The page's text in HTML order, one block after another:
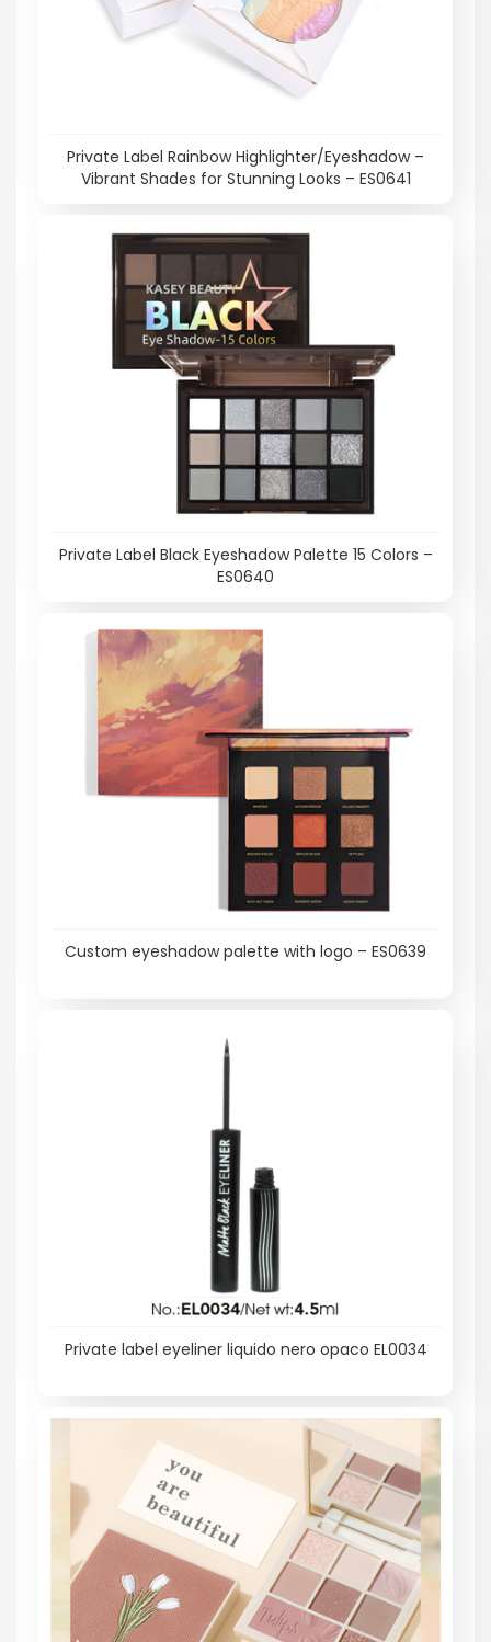
Private Label Rainbow Highlighter/Eyeshadow –
Vibrant Shades for Stunning Looks – ES0641
Private Label Black Eyeshadow Palette 15 Colors –
ES0640
Custom eyeshadow palette with logo – ES0639
Private label eyeliner liquido nero opaco EL0034